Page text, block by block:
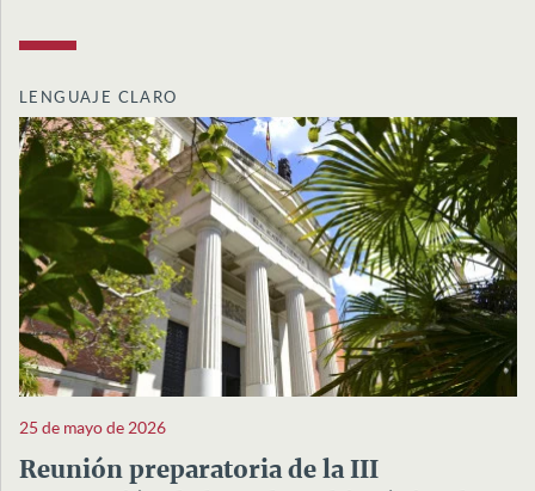
LENGUAJE CLARO
25 de mayo de 2026
Reunión preparatoria de la III